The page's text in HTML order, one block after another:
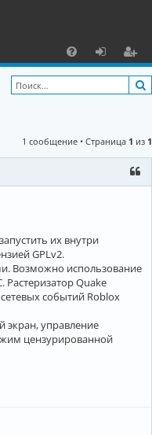
F
A
х
о
ег
и
р
а
1 сообщение • Страница 1 из 1
их внутри
GPLv2.
Возможно использование
Quake
событий Roblox
экран, управление
цензурированной